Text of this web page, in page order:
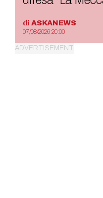
di ASKANEWS
07/08/2026 20:00